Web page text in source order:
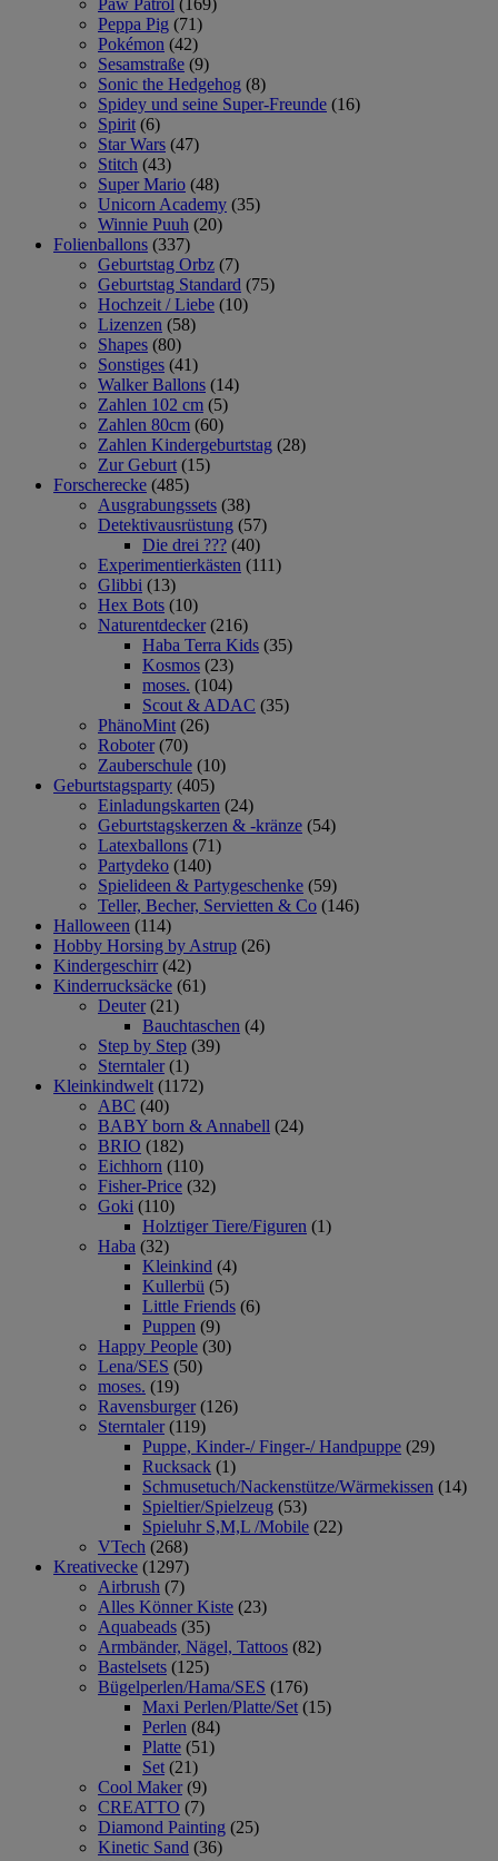
Peppa Pig (71)
Pokémon (42)
Sesamstraße (9)
Sonic the Hedgehog (8)
Spidey und seine Super-Freunde (16)
Spirit (6)
Star Wars (47)
Stitch (43)
Super Mario (48)
Unicorn Academy (35)
Winnie Puuh (20)
Folienballons (337)
Geburtstag Orbz (7)
Geburtstag Standard (75)
Hochzeit / Liebe (10)
Lizenzen (58)
Shapes (80)
Sonstiges (41)
Walker Ballons (14)
Zahlen 102 cm (5)
Zahlen 80cm (60)
Zahlen Kindergeburtstag (28)
Zur Geburt (15)
Forscherecke (485)
Ausgrabungssets (38)
Detektivausrüstung (57)
Die drei ??? (40)
Experimentierkästen (111)
Glibbi (13)
Hex Bots (10)
Naturentdecker (216)
Haba Terra Kids (35)
Kosmos (23)
moses. (104)
Scout & ADAC (35)
PhänoMint (26)
Roboter (70)
Zauberschule (10)
Geburtstagsparty (405)
Einladungskarten (24)
Geburtstagskerzen & -kränze (54)
Latexballons (71)
Partydeko (140)
Spielideen & Partygeschenke (59)
Teller, Becher, Servietten & Co (146)
Halloween (114)
Hobby Horsing by Astrup (26)
Kindergeschirr (42)
Kinderrucksäcke (61)
Deuter (21)
Bauchtaschen (4)
Step by Step (39)
Sterntaler (1)
Kleinkindwelt (1172)
ABC (40)
BABY born & Annabell (24)
BRIO (182)
Eichhorn (110)
Fisher-Price (32)
Goki (110)
Holztiger Tiere/Figuren (1)
Haba (32)
Kleinkind (4)
Kullerbü (5)
Little Friends (6)
Puppen (9)
Happy People (30)
Lena/SES (50)
moses. (19)
Ravensburger (126)
Sterntaler (119)
Puppe, Kinder-/ Finger-/ Handpuppe (29)
Rucksack (1)
Schmusetuch/Nackenstütze/Wärmekissen (14)
Spieltier/Spielzeug (53)
Spieluhr S,M,L /Mobile (22)
VTech (268)
Kreativecke (1297)
Airbrush (7)
Alles Könner Kiste (23)
Aquabeads (35)
Armbänder, Nägel, Tattoos (82)
Bastelsets (125)
Bügelperlen/Hama/SES (176)
Maxi Perlen/Platte/Set (15)
Perlen (84)
Platte (51)
Set (21)
Cool Maker (9)
CREATTO (7)
Diamond Painting (25)
Kinetic Sand (36)